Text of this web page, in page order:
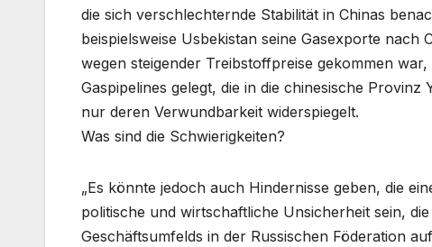
die sich verschlechternde Stabilität in Chinas
beispielsweise Usbekistan seine Gasexporte
wegen steigender Treibstoffpreise gekommen
Gaspipelines gelegt, die in die chinesische
nur deren Verwundbarkeit widerspiegelt.
Was sind die Schwierigkeiten?
„Es könnte jedoch auch Hindernisse geben, die
politische und wirtschaftliche Unsicherheit sein,
Geschäftsumfelds in der Russischen Föderation